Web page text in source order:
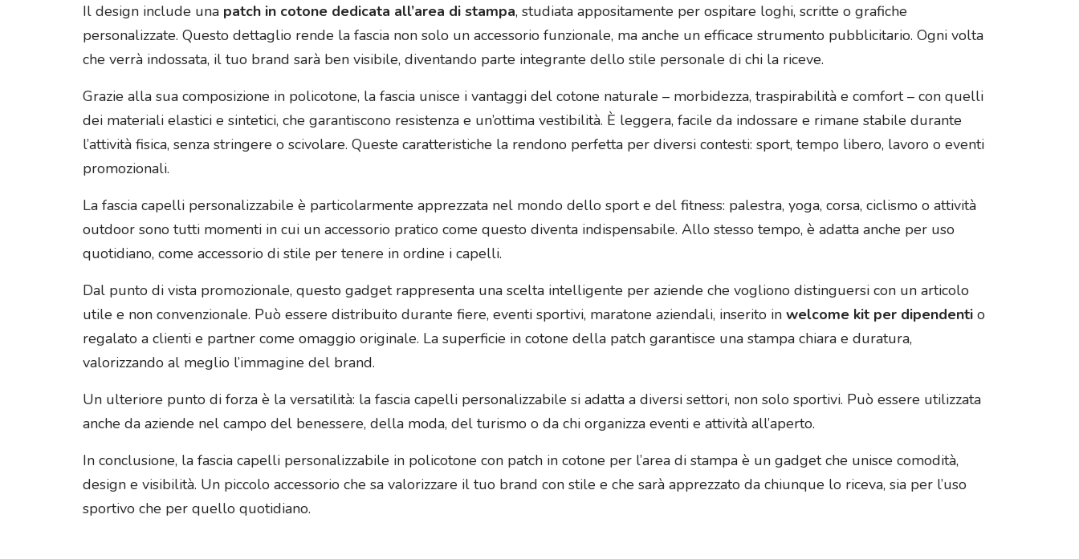
Il design include una patch in cotone dedicata all’area di stampa, studiata appositamente per ospitare loghi, scritte o grafiche
personalizzate. Questo dettaglio rende la fascia non solo un accessorio funzionale, ma anche un efficace strumento pubblicitario. Ogni volta
che verrà indossata, il tuo brand sarà ben visibile, diventando parte integrante dello stile personale di chi la riceve.
Grazie alla sua composizione in policotone, la fascia unisce i vantaggi del cotone naturale – morbidezza, traspirabilità e comfort – con quelli
dei materiali elastici e sintetici, che garantiscono resistenza e un’ottima vestibilità. È leggera, facile da indossare e rimane stabile durante
l’attività fisica, senza stringere o scivolare. Queste caratteristiche la rendono perfetta per diversi contesti: sport, tempo libero, lavoro o eventi
promozionali.
La fascia capelli personalizzabile è particolarmente apprezzata nel mondo dello sport e del fitness: palestra, yoga, corsa, ciclismo o attività
outdoor sono tutti momenti in cui un accessorio pratico come questo diventa indispensabile. Allo stesso tempo, è adatta anche per uso
quotidiano, come accessorio di stile per tenere in ordine i capelli.
Dal punto di vista promozionale, questo gadget rappresenta una scelta intelligente per aziende che vogliono distinguersi con un articolo
utile e non convenzionale. Può essere distribuito durante fiere, eventi sportivi, maratone aziendali, inserito in welcome kit per dipendenti o
regalato a clienti e partner come omaggio originale. La superficie in cotone della patch garantisce una stampa chiara e duratura,
valorizzando al meglio l’immagine del brand.
Un ulteriore punto di forza è la versatilità: la fascia capelli personalizzabile si adatta a diversi settori, non solo sportivi. Può essere utilizzata
anche da aziende nel campo del benessere, della moda, del turismo o da chi organizza eventi e attività all’aperto.
In conclusione, la fascia capelli personalizzabile in policotone con patch in cotone per l’area di stampa è un gadget che unisce comodità,
design e visibilità. Un piccolo accessorio che sa valorizzare il tuo brand con stile e che sarà apprezzato da chiunque lo riceva, sia per l’uso
sportivo che per quello quotidiano.